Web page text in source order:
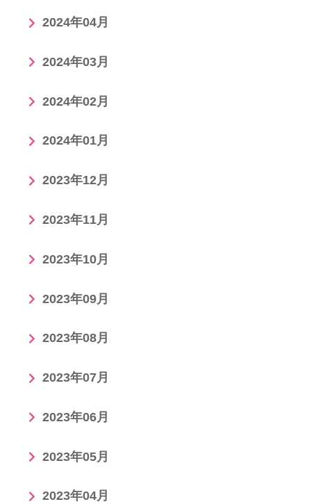
2024年04月
2024年03月
2024年02月
2024年01月
2023年12月
2023年11月
2023年10月
2023年09月
2023年08月
2023年07月
2023年06月
2023年05月
2023年04月